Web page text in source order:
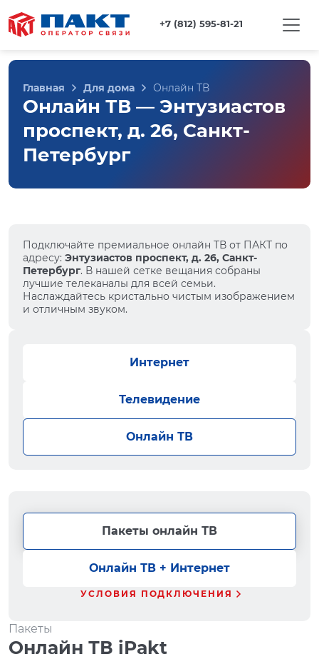
+7 (812) 595-81-21
Главная Для дома Онлайн ТВ
Онлайн ТВ — Энтузиастов
проспект, д. 26, Санкт-
Петербург
Подключайте премиальное онлайн ТВ от ПАКТ по
адресу: Энтузиастов проспект, д. 26, Санкт-
Петербург. В нашей сетке вещания собраны
лучшие телеканалы для всей семьи.
Наслаждайтесь кристально чистым изображением
и отличным звуком.
Интернет
Телевидение
Онлайн ТВ
Пакеты онлайн ТВ
Онлайн ТВ + Интернет
УСЛОВИЯ ПОДКЛЮЧЕНИЯ
Пакеты
Онлайн ТВ iPakt